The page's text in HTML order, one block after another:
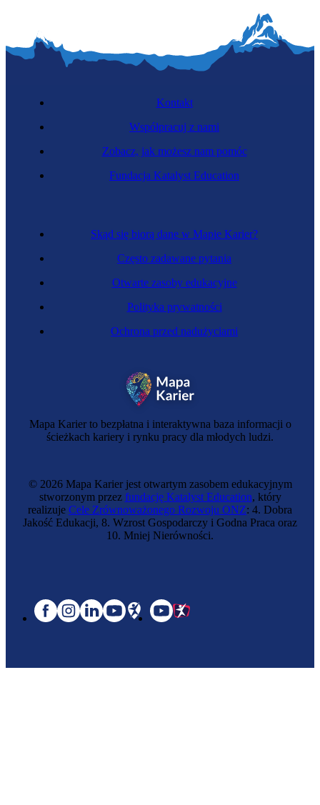
Mapa Karier to bezpłatna i interaktywna baza informacji o
ścieżkach kariery i rynku pracy dla młodych ludzi.
Skąd się biorą dane w Mapie Karier?
Często zadawane pytania
Otwarte zasoby edukacyjne
Polityka prywatności
Ochrona przed nadużyciami
Kontakt
Współpracuj z nami
Zobacz, jak możesz nam pomóc
Fundacja Katalyst Education
© 2026 Mapa Karier jest otwartym zasobem edukacyjnym
stworzonym przez fundację Katalyst Education, który
realizuje Cele Zrównoważonego Rozwoju ONZ: 4. Dobra
Jakość Edukacji, 8. Wzrost Gospodarczy i Godna Praca oraz
10. Mniej Nierówności.